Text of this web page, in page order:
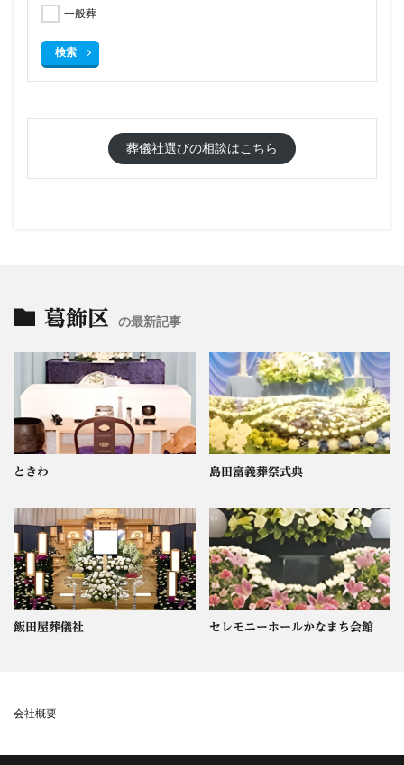
一般葬
検索
葬儀社選びの相談はこちら
葛飾区 の最新記事
ときわ 島田富義葬祭式典
飯田屋葬儀社 セレモニーホールかなまち会館
会社概要